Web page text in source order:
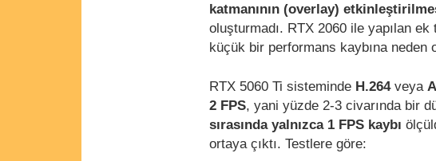
katmanının (overlay)
oluşturmadı. RTX 2060 ile yapılan
küçük bir performans kaybına neden
RTX 5060 Ti sisteminde H.264veya
2 FPS, yani yüzde 2-3 civarında bir
sırasında yalnızca 1 FPS kaybı
ortaya çıktı. Testlere göre: